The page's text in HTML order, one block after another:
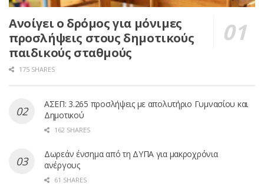
Ανοίγει ο δρόμος για μόνιμες
προσλήψεις στους δημοτικούς
παιδικούς σταθμούς
175 SHARES
ΑΣΕΠ: 3.265 προσλήψεις με απολυτήριο Γυμνασίου και
Δημοτικού
162 SHARES
Δωρεάν ένσημα από τη ΔΥΠΑ για μακροχρόνια
ανέργους
61 SHARES